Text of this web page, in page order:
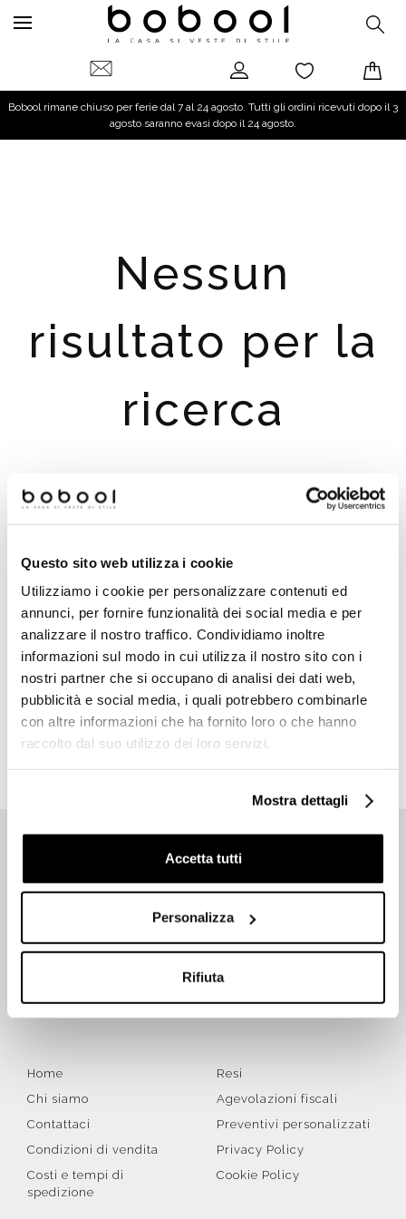
Questo sito web utilizza i cookie
Utilizziamo i cookie per personalizzare contenuti ed
annunci, per fornire funzionalità dei social media e per
analizzare il nostro traffico. Condividiamo inoltre
informazioni sul modo in cui utilizza il nostro sito con i
nostri partner che si occupano di analisi dei dati web,
pubblicità e social media, i quali potrebbero combinarle
con altre informazioni che ha fornito loro o che hanno
raccolto dal suo utilizzo dei loro servizi.
Mostra dettagli
Accetta tutti
Personalizza
Rifiuta
Bobool rimane chiuso per ferie dal 7 al 24 agosto. Tutti gli ordini ricevuti dopo il 3
agosto saranno evasi dopo il 24 agosto.
Nessun
risultato per la
ricerca
Suggerimenti per la ricerca:
Prova a cercare un termine simile o ad usare meno
termini
Prova a cercare un termine più generico, potrai
utilizzare i filtri per migliorare i risultati della ricerca
filtri che compariranno a sinistra
TORNA ALLA HOMEPAGE
ISCRIVITI SUBITO ALLA NEWSLETTER
Iscriviti
, accetto di ricevere la newsletter ai
Home
Chi siamo
Contattaci
Condizioni di vendita
Costi e tempi di
spedizione
Resi
Agevolazioni fiscali
Preventivi personalizzati
Privacy Policy
Cookie Policy